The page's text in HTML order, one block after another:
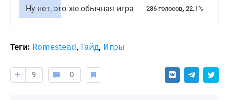
Ну нет, это же обычная игра 286 голосов, 22.1%
Теги: Romestead, Гайд, Игры
9 0